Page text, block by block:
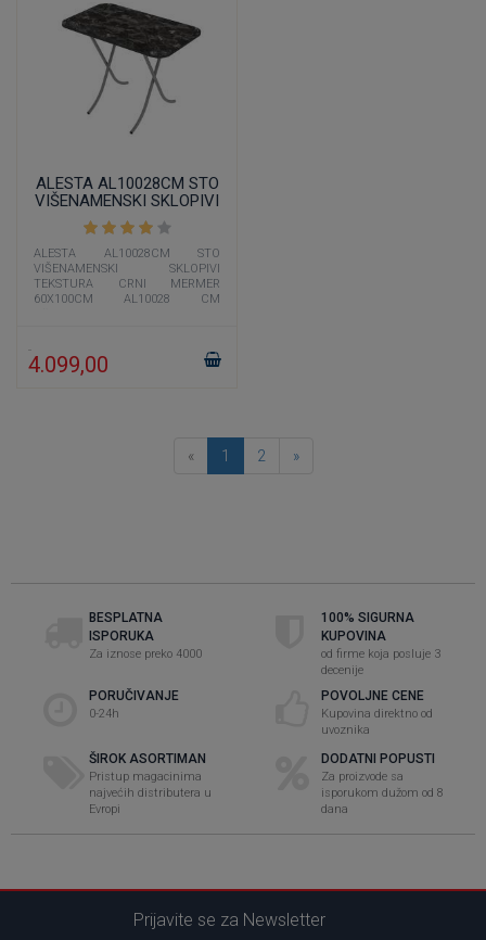
ALESTA AL10028CM STO
VIŠENAMENSKI SKLOPIVI
TEKSTURA CRNI MERMER
60X100CM
ALESTA AL10028CM STO
VIŠENAMENSKI SKLOPIVI
TEKSTURA CRNI MERMER
60X100CM AL10028 CM
4.099,00
« 1 2 »
BESPLATNA
ISPORUKA
Za iznose preko 4000
100% SIGURNA
KUPOVINA
od firme koja posluje 3
decenije
PORUČIVANJE
0-24h
POVOLJNE CENE
Kupovina direktno od
uvoznika
ŠIROK ASORTIMAN
Pristup magacinima
najvećih distributera u
Evropi
DODATNI POPUSTI
Za proizvode sa
isporukom dužom od 8
dana
Prijavite se za Newsletter